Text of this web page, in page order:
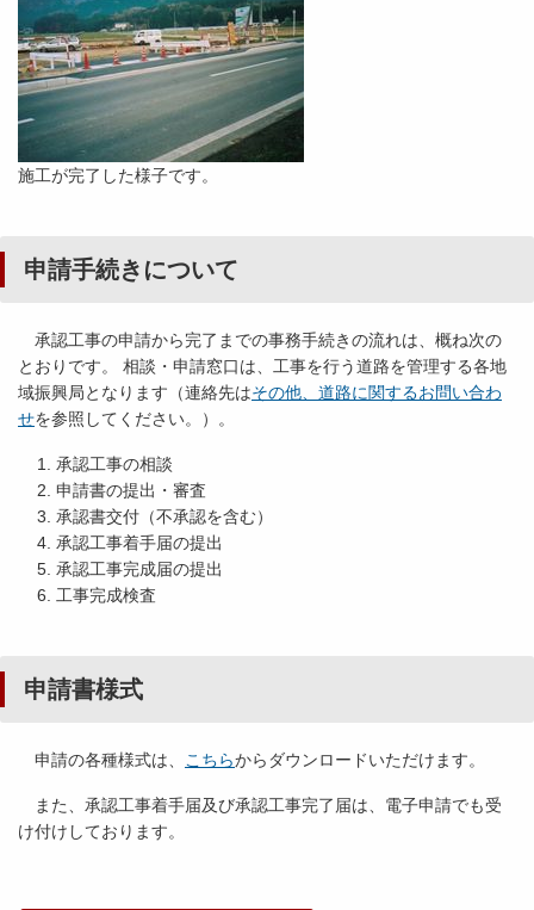
施工が完了した様子です。
申請手続きについて
承認工事の申請から完了までの事務手続きの流れは、概ね次の
とおりです。 相談・申請窓口は、工事を行う道路を管理する各地
域振興局となります（連絡先はその他、道路に関するお問い合わ
せを参照してください。）。
承認工事の相談
申請書の提出・審査
承認書交付（不承認を含む）
承認工事着手届の提出
承認工事完成届の提出
工事完成検査
申請書様式
申請の各種様式は、 こちらからダウンロードいただけます。
また、承認工事着手届及び承認工事完了届は、電子申請でも受
け付けしております。